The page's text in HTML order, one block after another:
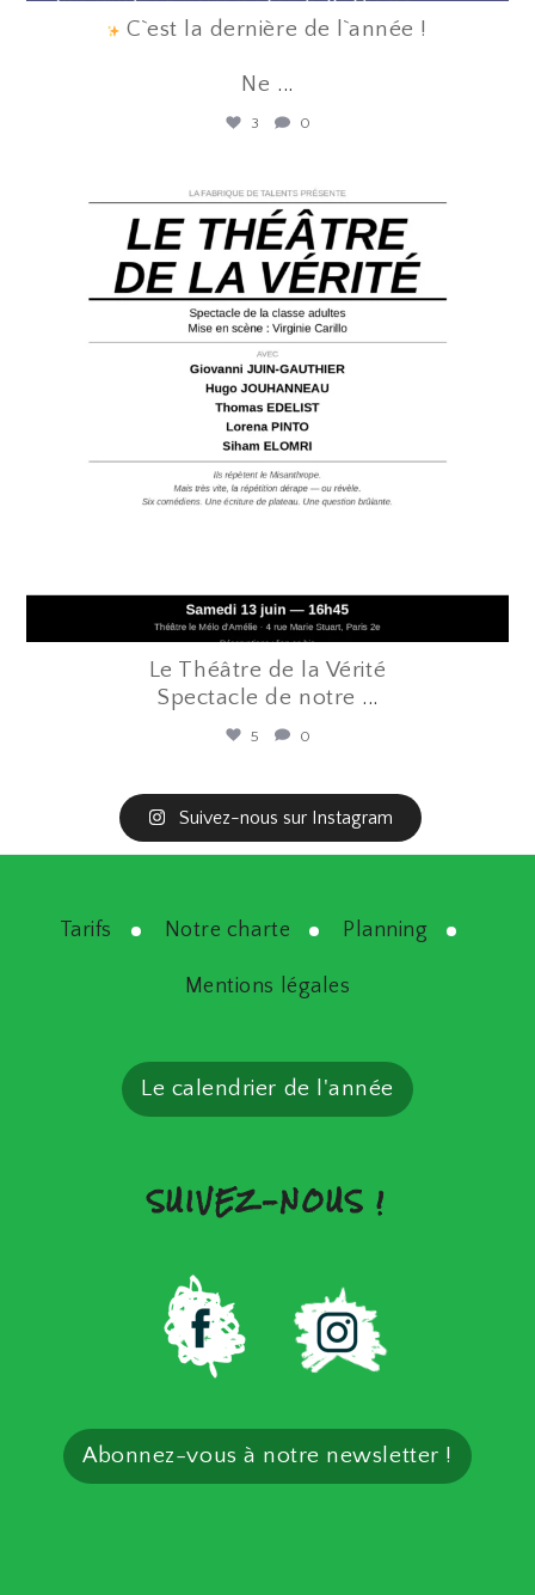
C`est la dernière de l`année !
Ne ...
3 0
lafabriquedetalents
Juin 12
Le Théâtre de la Vérité
Spectacle de notre ...
5 0
Suivez-nous sur Instagram
Tarifs Notre charte Planning
Mentions légales
Le calendrier de l'année
SUIVEZ-NOUS !
Abonnez-vous à notre newsletter !